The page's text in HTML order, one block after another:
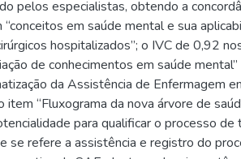
pelos especialistas, obtendo a
em saúde mental e sua
hospitalizados”; o IVC de 0,92
de conhecimentos em saúde mental”
da Assistência de Enfermagem
“Fluxograma da nova árvore de
para qualificar o processo de
se refere a assistência e registro do